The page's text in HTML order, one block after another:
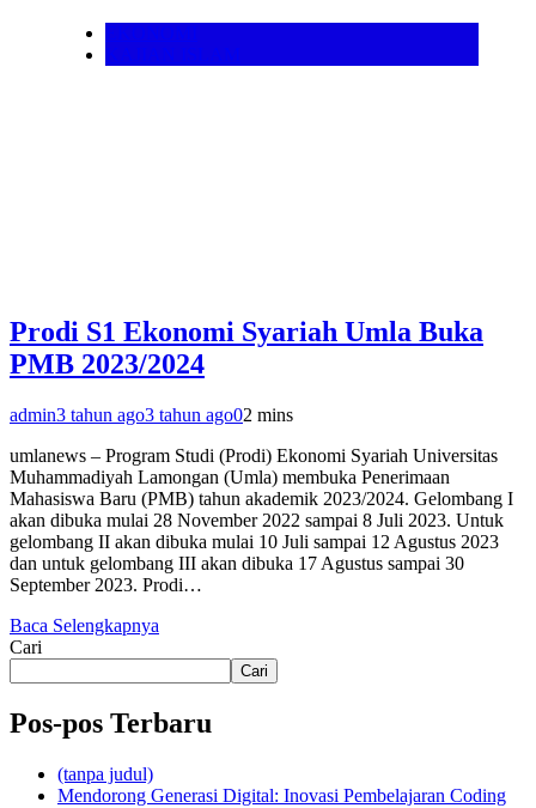
Prodi S1 Ekonomi Syariah Umla Buka
PMB 2023/2024
admin3 tahun ago3 tahun ago02 mins
umlanews – Program Studi (Prodi) Ekonomi Syariah Universitas
Muhammadiyah Lamongan (Umla) membuka Penerimaan
Mahasiswa Baru (PMB) tahun akademik 2023/2024. Gelombang I
akan dibuka mulai 28 November 2022 sampai 8 Juli 2023. Untuk
gelombang II akan dibuka mulai 10 Juli sampai 12 Agustus 2023
dan untuk gelombang III akan dibuka 17 Agustus sampai 30
September 2023. Prodi…
Baca Selengkapnya
Cari
Cari
Pos-pos Terbaru
(tanpa judul)
Mendorong Generasi Digital: Inovasi Pembelajaran Coding